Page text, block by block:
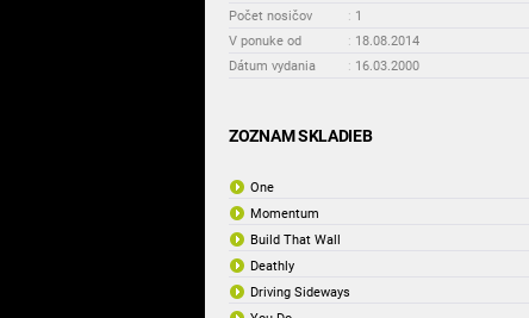
Počet nosičov
: 1
V ponuke od
: 18.08.2014
Dátum vydania
: 16.03.2000
ZOZNAM SKLADIEB
One
Momentum
Build That Wall
Deathly
Driving Sideways